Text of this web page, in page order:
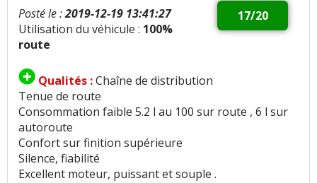
17/20
Posté le :2019-12-19 13:41:27
Utilisation du véhicule : 100%
route
Qualités :Chaîne de distribution
Tenue de route
Consommation faible 5.2 l au 100 sur route , 6 l sur
autoroute
Confort sur finition supérieure
Silence, fiabilité
Excellent moteur, puissant et souple .